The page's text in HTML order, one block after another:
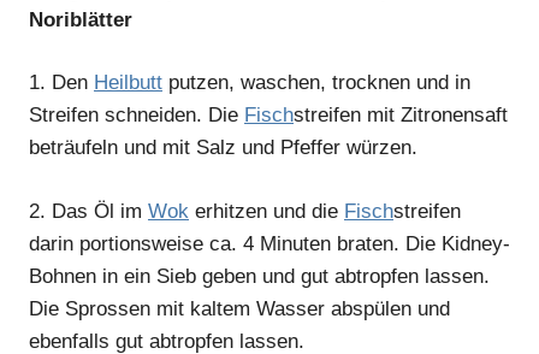
Noriblätter
1. Den Heilbutt putzen, waschen, trocknen und in
Streifen schneiden. Die Fischstreifen mit Zitronensaft
beträufeln und mit Salz und Pfeffer würzen.
2. Das Öl im Wok erhitzen und die Fischstreifen
darin portionsweise ca. 4 Minuten braten. Die Kidney-
Bohnen in ein Sieb geben und gut abtropfen lassen.
Die Sprossen mit kaltem Wasser abspülen und
ebenfalls gut abtropfen lassen.